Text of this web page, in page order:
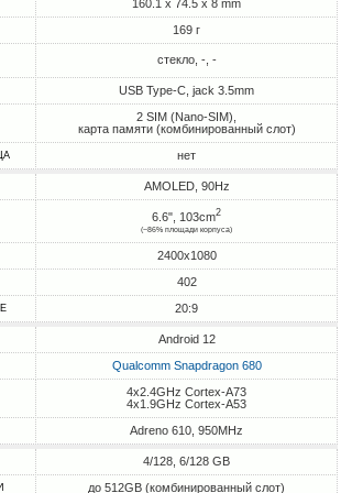
160.1 x 74.5 x 8 mm
169 г
стекло, -, -
USB Type-C, jack 3.5mm
2 SIM (Nano-SIM),
карта памяти (комбинированный слот)
нет
AMOLED, 90Hz
6.6", 103cm2
(~86% площади корпуса)
2400x1080
402
20:9
Android 12
Qualcomm Snapdragon 680
4x2.4GHz Cortex-A73
4x1.9GHz Cortex-A53
Adreno 610, 950MHz
4/128, 6/128 GB
до 512GB (комбинированный слот)